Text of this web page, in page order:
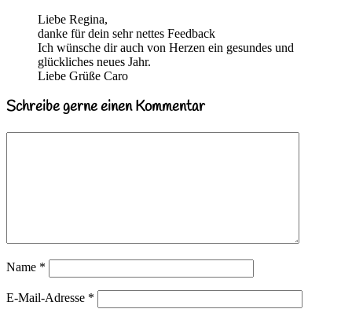
Liebe Regina,
danke für dein sehr nettes Feedback
Ich wünsche dir auch von Herzen ein gesundes und
glückliches neues Jahr.
Liebe Grüße Caro
Schreibe gerne einen Kommentar
Name *
E-Mail-Adresse *